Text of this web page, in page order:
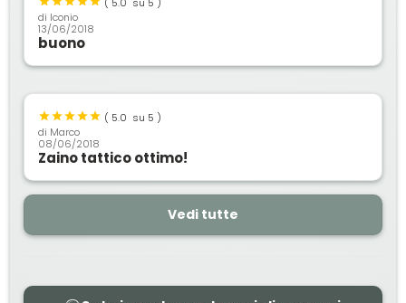
di Iconio
13/06/2018
buono
( 5.0 su 5 )
di Marco
08/06/2018
Zaino tattico ottimo!
Vedi tutte